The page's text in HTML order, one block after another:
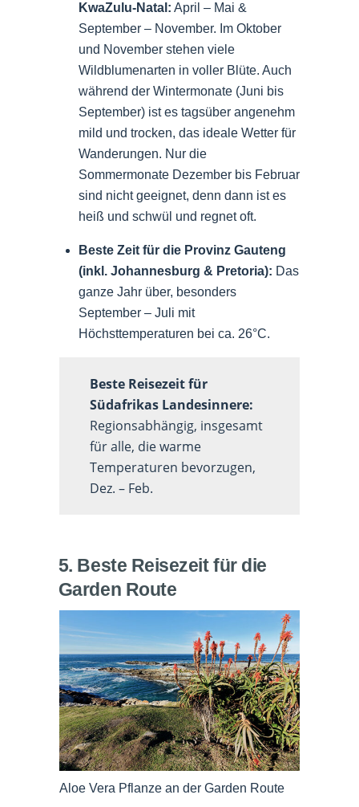
KwaZulu-Natal: April – Mai &
September – November. Im Oktober
und November stehen viele
Wildblumenarten in voller Blüte. Auch
während der Wintermonate (Juni bis
September) ist es tagsüber angenehm
mild und trocken, das ideale Wetter für
Wanderungen. Nur die
Sommermonate Dezember bis Februar
sind nicht geeignet, denn dann ist es
heiß und schwül und regnet oft.
Beste Zeit für die Provinz Gauteng
(inkl. Johannesburg & Pretoria): Das
ganze Jahr über, besonders
September – Juli mit
Höchsttemperaturen bei ca. 26°C.
Beste Reisezeit für
Südafrikas Landesinnere:
Regionsabhängig, insgesamt
für alle, die warme
Temperaturen bevorzugen,
Dez. – Feb.
5. Beste Reisezeit für die
Garden Route
Aloe Vera Pflanze an der Garden Route